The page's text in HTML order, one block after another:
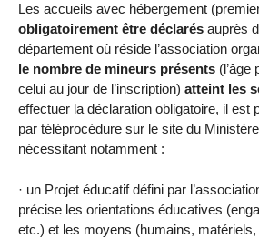
Les accueils avec hébergement
obligatoirement être déclarés auprès
département où réside l’association
le nombre de mineurs présents (l’âge
celui au jour de l’inscription) atteint les
effectuer la déclaration obligatoire, il est
par téléprocédure sur le site du
nécessitant notamment :
· un Projet éducatif défini par
précise les orientations éducatives
etc.) et les moyens (humains,